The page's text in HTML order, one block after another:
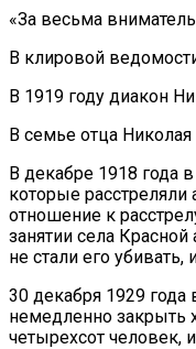
«За весьма
В клировой
В 1919 году диакон
В семье отца
В декабре 1918 года
которые
отношение к
занятии села
не стали его
30 декабря 1929
немедленно закрыть
четырехсот человек,